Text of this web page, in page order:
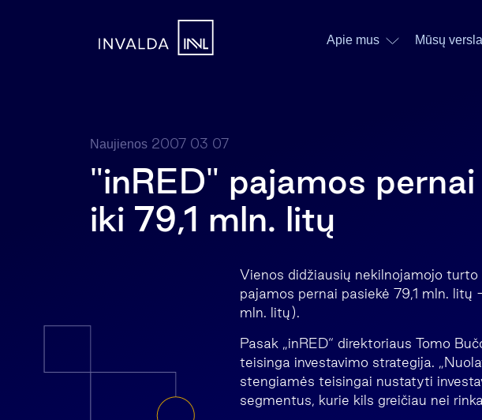
Apie mus Mūsų
Naujienos 2007 03 07
"inRED" pajamos
iki 79,1 mln. litų
Vienos didžiausių nekilnojamojo turto
pajamos pernai pasiekė 79,1 mln.
mln. litų).
Pasak „inRED“ direktoriaus Tomo
teisinga investavimo strategija.
stengiamės teisingai nustatyti
segmentus, kurie kils greičiau nei